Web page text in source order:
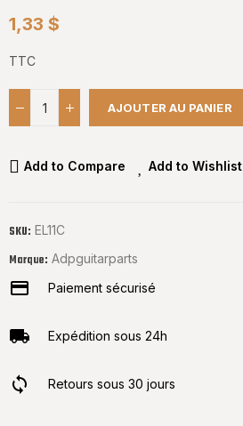
1,33 $
TTC
AJOUTER AU PANIER
Add to Compare Add to Wishlist
SKU: EL11C
Marque: Adpguitarparts
Paiement sécurisé
Expédition sous 24h
Retours sous 30 jours